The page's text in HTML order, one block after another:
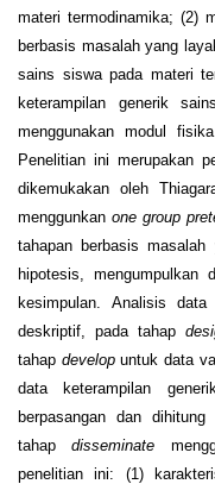
materi termodinamika; (2)
berbasis masalah yang
sains siswa pada materi
keterampilan generik
menggunakan modul
Penelitian ini merupakan
dikemukakan oleh
menggunkanone group
tahapan berbasis
hipotesis, mengumpulkan
kesimpulan. Analisis
deskriptif, pada tahap
tahap developuntuk data
data keterampilan
berpasangan dan
tahapdisseminate
penelitian ini: (1)